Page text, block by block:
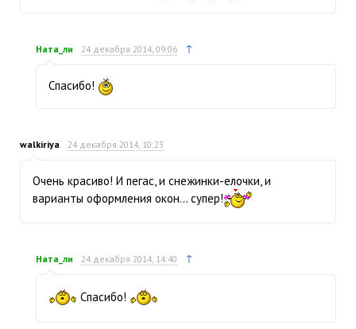
Ната_ли 24 декабря 2014, 09:06 ↑
Спасибо!
walkiriya 24 декабря 2014, 10:23
Очень красиво! И пегас, и снежинки-елочки, и
варианты оформления окон… супер!
Ната_ли 24 декабря 2014, 14:40 ↑
Спасибо!